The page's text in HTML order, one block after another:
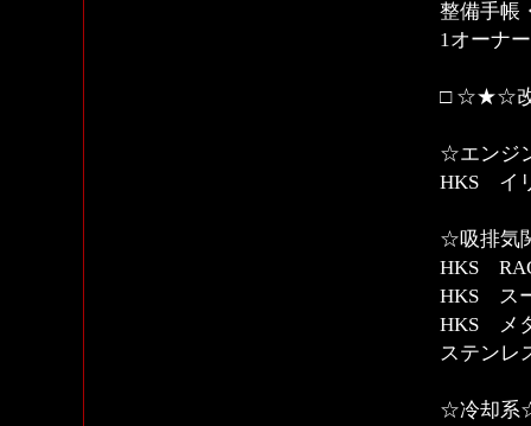
整備手帳
1オーナ
□ ☆★☆
☆エンジ
HKS イ
☆吸排気
HKS
HKS ス
HKS メ
ステンレ
☆冷却系